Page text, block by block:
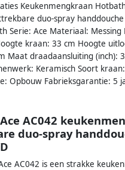
Keukenmengkraan
duo-spray
Serie: Ace Materiaal: Messing
kraan: 33 cm Hoogte
Maat draadaansluiting (inch):
Keramisch Soort
Opbouw Fabrieksgarantie: 5
AC042
duo-spray
AC042 is een strakke